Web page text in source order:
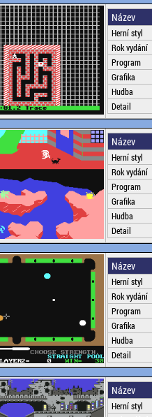
Název
Herní styl
Rok vydání
Program
Grafika
Hudba
Detail
Název
Herní styl
Rok vydání
Program
Grafika
Hudba
Detail
Název
Herní styl
Rok vydání
Program
Grafika
Hudba
Detail
Název
Herní styl